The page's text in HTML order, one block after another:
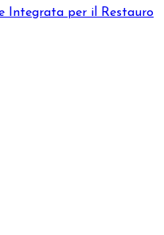
Integrata per il Restauro